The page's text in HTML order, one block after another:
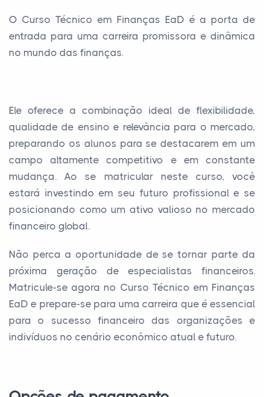
O Curso Técnico em Finanças EaD é a porta de
entrada para uma carreira promissora e dinâmica
no mundo das finanças.
Ele oferece a combinação ideal de flexibilidade,
qualidade de ensino e relevância para o mercado,
preparando os alunos para se destacarem em um
campo altamente competitivo e em constante
mudança. Ao se matricular neste curso, você
estará investindo em seu futuro profissional e se
posicionando como um ativo valioso no mercado
financeiro global.
Não perca a oportunidade de se tornar parte da
próxima geração de especialistas financeiros.
Matricule-se agora no Curso Técnico em Finanças
EaD e prepare-se para uma carreira que é essencial
para o sucesso financeiro das organizações e
indivíduos no cenário econômico atual e futuro.